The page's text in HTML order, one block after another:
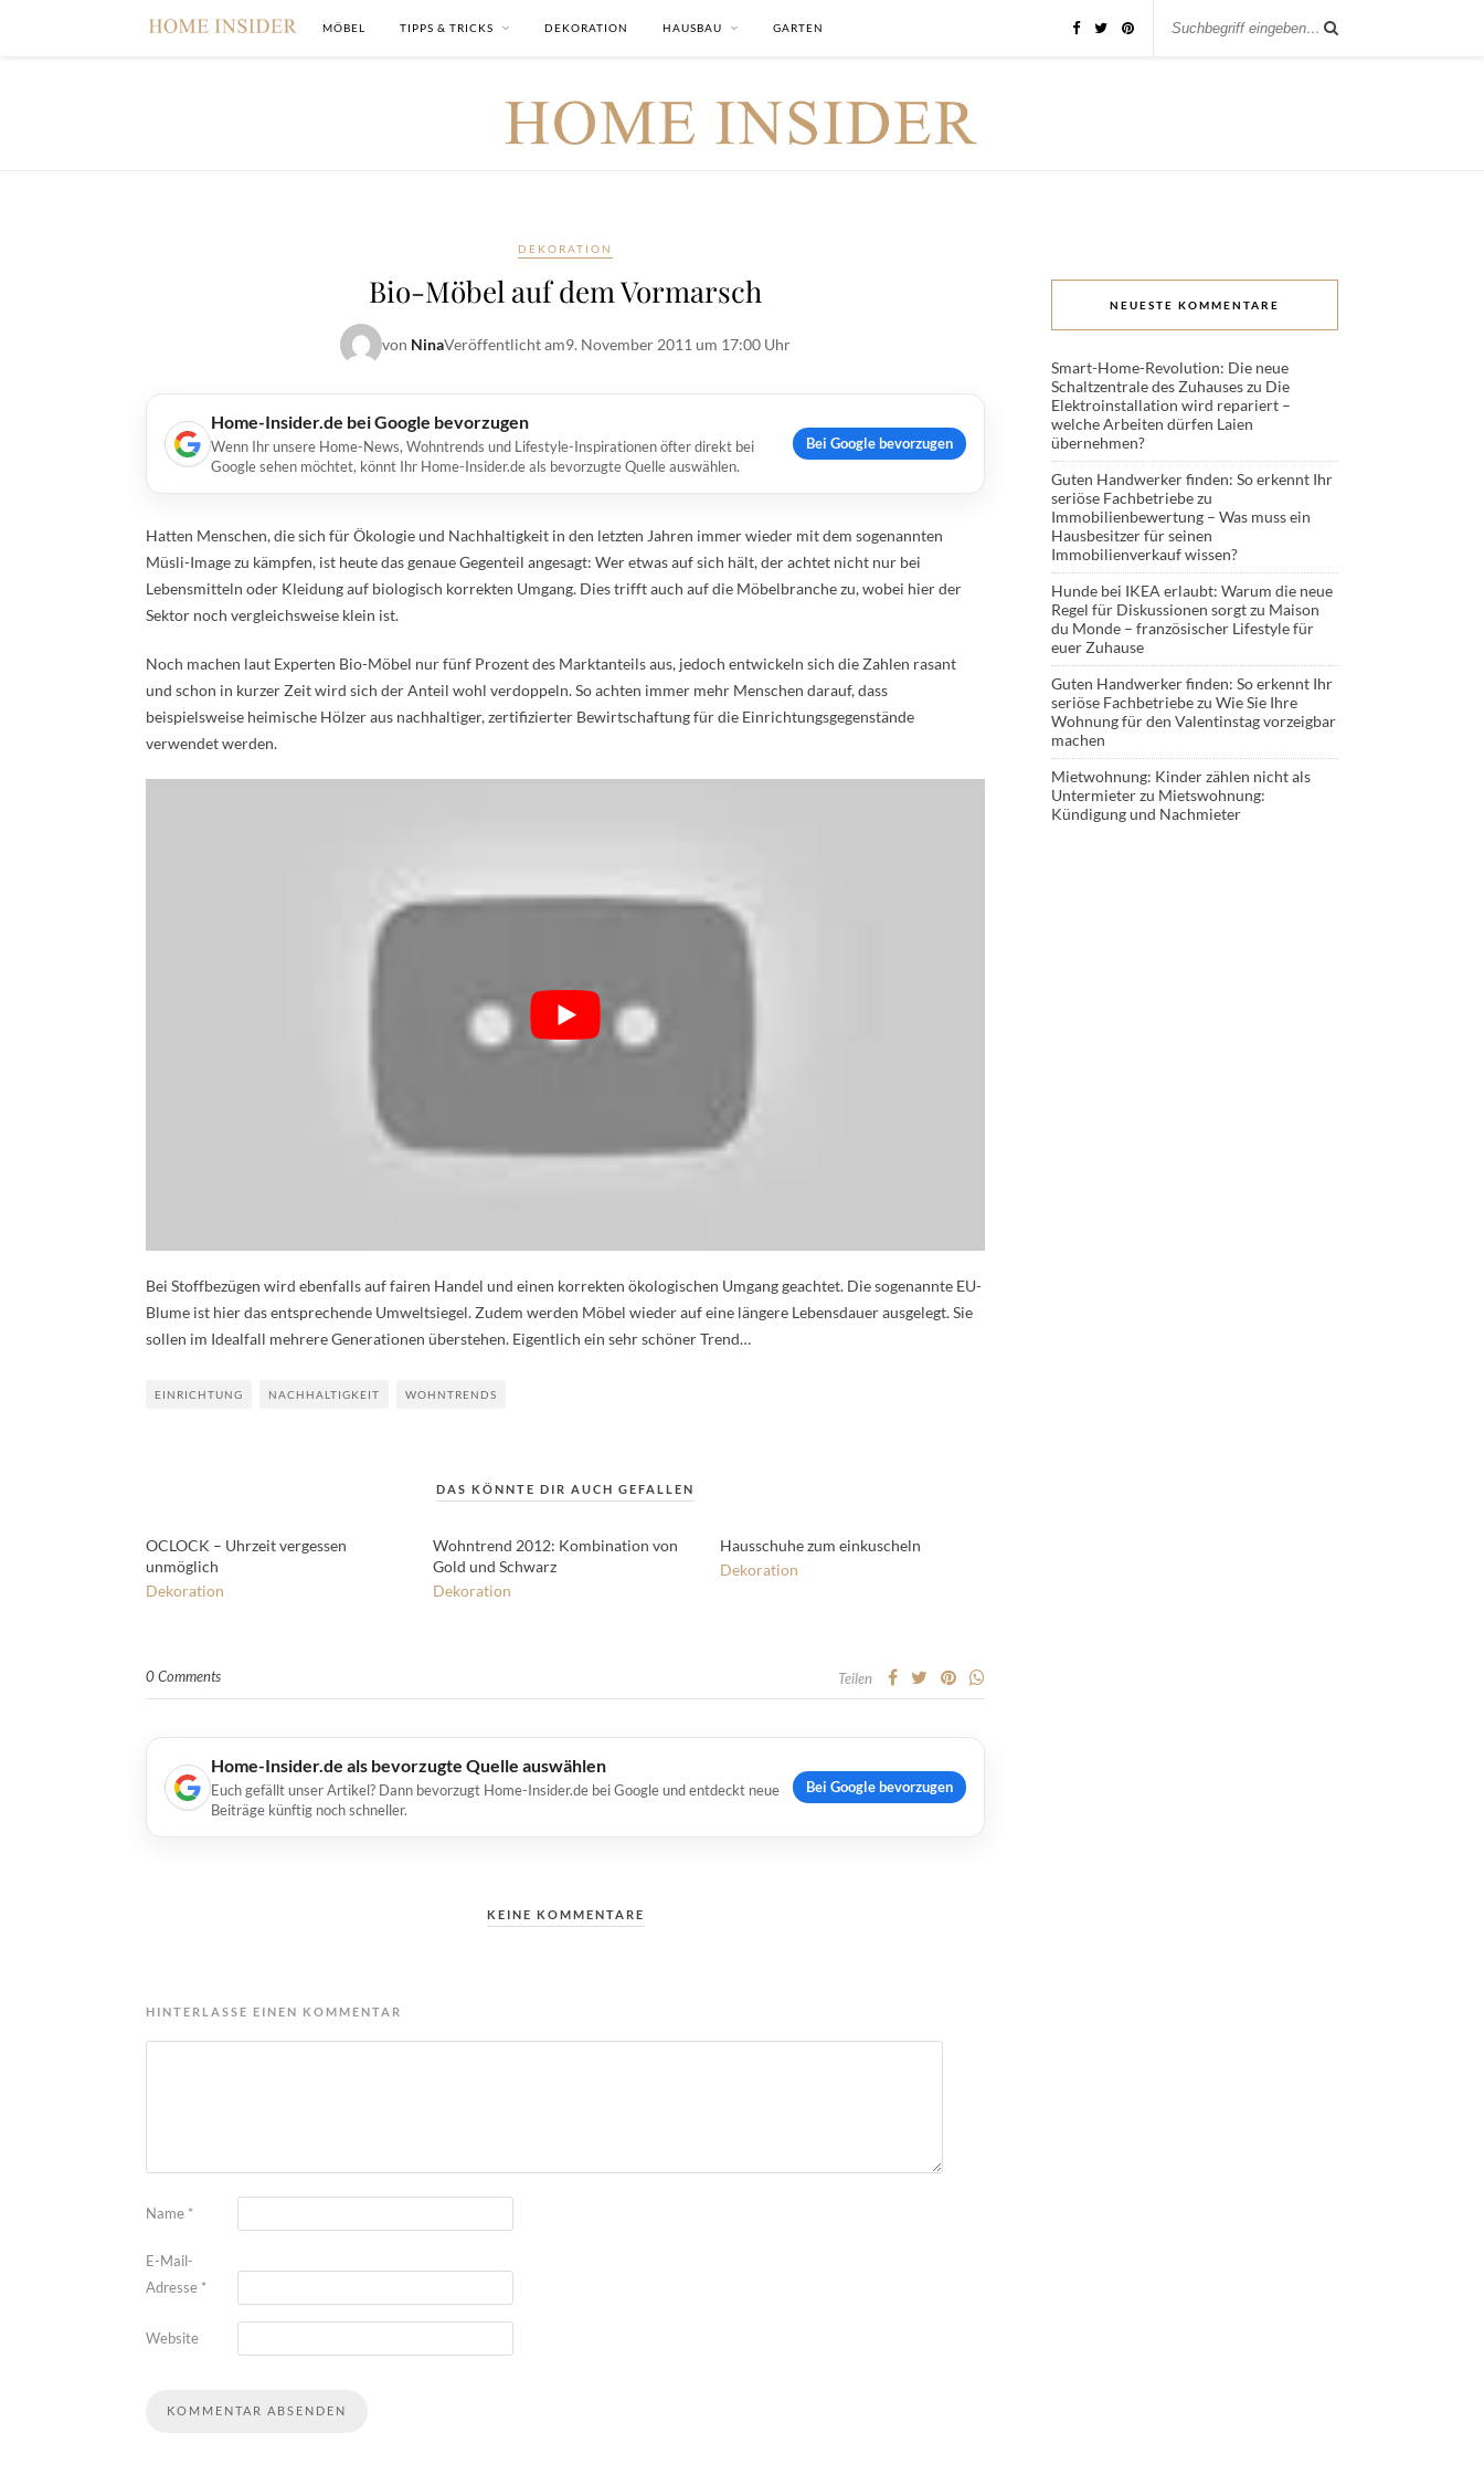
MÖBEL TIPPS & TRICKS DEKORATION HAUSBAU GARTEN
DEKORATION
Bio-Möbel auf dem Vormarsch
von NinaVeröffentlicht am9. November 2011 um 17:00 Uhr
Home-Insider.de bei Google bevorzugen
Wenn Ihr unsere Home-News, Wohntrends und Lifestyle-Inspirationen öfter direkt bei
Google sehen möchtet, könnt Ihr Home-Insider.de als bevorzugte Quelle auswählen.
Bei Google bevorzugen
Hatten Menschen, die sich für Ökologie und Nachhaltigkeit in den letzten Jahren immer wieder mit dem sogenannten
Müsli-Image zu kämpfen, ist heute das genaue Gegenteil angesagt: Wer etwas auf sich hält, der achtet nicht nur bei
Lebensmitteln oder Kleidung auf biologisch korrekten Umgang. Dies trifft auch auf die Möbelbranche zu, wobei hier der
Sektor noch vergleichsweise klein ist.
Noch machen laut Experten Bio-Möbel nur fünf Prozent des Marktanteils aus, jedoch entwickeln sich die Zahlen rasant
und schon in kurzer Zeit wird sich der Anteil wohl verdoppeln. So achten immer mehr Menschen darauf, dass
beispielsweise heimische Hölzer aus nachhaltiger, zertifizierter Bewirtschaftung für die Einrichtungsgegenstände
verwendet werden.
Bei Stoffbezügen wird ebenfalls auf fairen Handel und einen korrekten ökologischen Umgang geachtet. Die sogenannte EU-
Blume ist hier das entsprechende Umweltsiegel. Zudem werden Möbel wieder auf eine längere Lebensdauer ausgelegt. Sie
sollen im Idealfall mehrere Generationen überstehen. Eigentlich ein sehr schöner Trend…
EINRICHTUNG NACHHALTIGKEIT WOHNTRENDS
DAS KÖNNTE DIR AUCH GEFALLEN
OCLOCK – Uhrzeit vergessen
unmöglich
Dekoration
Wohntrend 2012: Kombination von
Gold und Schwarz
Dekoration
Hausschuhe zum einkuscheln
Dekoration
0 Comments Teilen
Home-Insider.de als bevorzugte Quelle auswählen
Euch gefällt unser Artikel? Dann bevorzugt Home-Insider.de bei Google und entdeckt neue
Beiträge künftig noch schneller.
Bei Google bevorzugen
KEINE KOMMENTARE
HINTERLASSE EINEN KOMMENTAR
Name *
E-Mail-
Adresse *
Website
NEUESTE KOMMENTARE
Smart-Home-Revolution: Die neue
Schaltzentrale des Zuhauseszu Die
Elektroinstallation wird repariert –
welche Arbeiten dürfen Laien
übernehmen?
Guten Handwerker finden: So erkennt Ihr
seriöse Fachbetriebezu
Immobilienbewertung – Was muss ein
Hausbesitzer für seinen
Immobilienverkauf wissen?
Hunde bei IKEA erlaubt: Warum die neue
Regel für Diskussionen sorgtzu Maison
du Monde – französischer Lifestyle für
euer Zuhause
Guten Handwerker finden: So erkennt Ihr
seriöse Fachbetriebezu Wie Sie Ihre
Wohnung für den Valentinstag vorzeigbar
machen
Mietwohnung: Kinder zählen nicht als
Untermieterzu Mietswohnung:
Kündigung und Nachmieter